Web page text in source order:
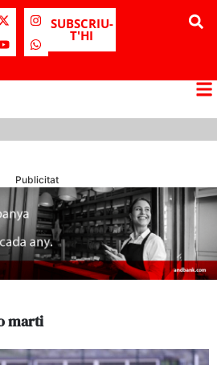
SUBSCRIU-
T'HI
Publicitat
marti